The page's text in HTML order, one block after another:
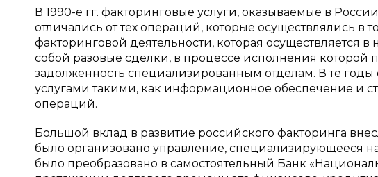
В 1990-е гг. факторинговые услуги, оказываемые в
отличались от тех операций, которые осуществлялись в
факторинговой деятельности, которая осуществляется
собой разовые сделки, в процессе исполнения которой
задолженность специализированным отделам. В те
услугами такими, как информационное обеспечение и
операций.
Большой вклад в развитие российского факторинга
было организовано управление, специализирующееся
было преобразовано в самостоятельный Банк